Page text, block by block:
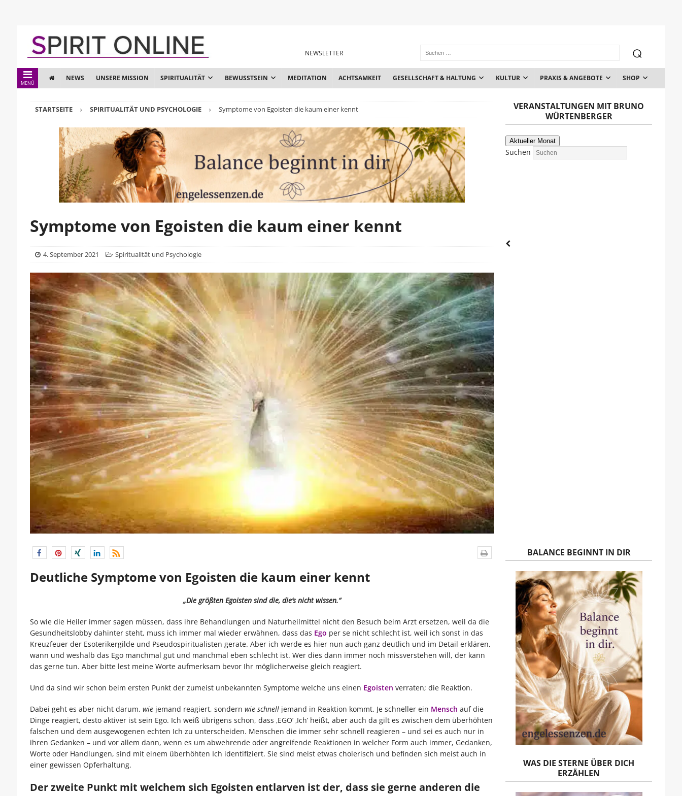
NEWSLETTER
MENÜ
NEWS UNSERE MISSION SPIRITUALITÄT BEWUSSTSEIN MEDITATION ACHTSAMKEIT GESELLSCHAFT & HALTUNG KULTUR PRAXIS & ANGEBOTE SHOP
STARTSEITE SPIRITUALITÄT UND PSYCHOLOGIE Symptome von Egoisten die kaum einer kennt
Symptome von Egoisten die kaum einer kennt
4. September 2021 Spiritualität und Psychologie
Deutliche Symptome von Egoisten die kaum einer kennt
„Die größten Egoisten sind die, die’s nicht wissen.“
So wie die Heiler immer sagen müssen, dass ihre Behandlungen und Naturheilmittel nicht den Besuch beim Arzt ersetzen, weil da die
Gesundheitslobby dahinter steht, muss ich immer mal wieder erwähnen, dass das Ego per se nicht schlecht ist, weil ich sonst in das
Kreuzfeuer der Esoterikergilde und Pseudospiritualisten gerate. Aber ich werde es hier nun auch ganz deutlich und im Detail erklären,
wann und weshalb das Ego manchmal gut und manchmal eben schlecht ist. Wer dies dann immer noch missverstehen will, der kann
das gerne tun. Aber bitte lest meine Worte aufmerksam bevor Ihr möglicherweise gleich reagiert.
Und da sind wir schon beim ersten Punkt der zumeist unbekannten Symptome welche uns einen Egoisten verraten; die Reaktion.
Dabei geht es aber nicht darum, wiejemand reagiert, sondern wie schnelljemand in Reaktion kommt. Je schneller ein Mensch auf die
Dinge reagiert, desto aktiver ist sein Ego. Ich weiß übrigens schon, dass ‚EGO’ ‚Ich’ heißt, aber auch da gilt es zwischen dem überhöhten
falschen und dem ausgewogenen echten Ich zu unterscheiden. Menschen die immer sehr schnell reagieren – und sei es auch nur in
ihren Gedanken – und vor allem dann, wenn es um abwehrende oder angreifende Reaktionen in welcher Form auch immer, Gedanken,
Worte oder Handlungen, sind mit einem überhöhten Ich identifiziert. Sie sind meist etwas cholerisch und befinden sich meist auch in
einer gewissen Opferhaltung.
Der zweite Punkt mit welchem sich Egoisten entlarven ist der, dass sie gerne anderen die
VERANSTALTUNGEN MIT BRUNO
WÜRTENBERGER
Aktueller Monat
Suchen
BALANCE BEGINNT IN DIR
WAS DIE STERNE ÜBER DICH
ERZÄHLEN